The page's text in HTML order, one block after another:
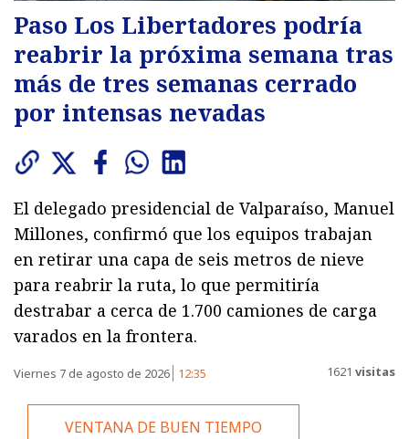
Paso Los Libertadores podría
reabrir la próxima semana tras
más de tres semanas cerrado
por intensas nevadas
El delegado presidencial de Valparaíso, Manuel
Millones, confirmó que los equipos trabajan
en retirar una capa de seis metros de nieve
para reabrir la ruta, lo que permitiría
destrabar a cerca de 1.700 camiones de carga
varados en la frontera.
Viernes 7 de agosto de 2026 12:35 1621 visitas
VENTANA DE BUEN TIEMPO